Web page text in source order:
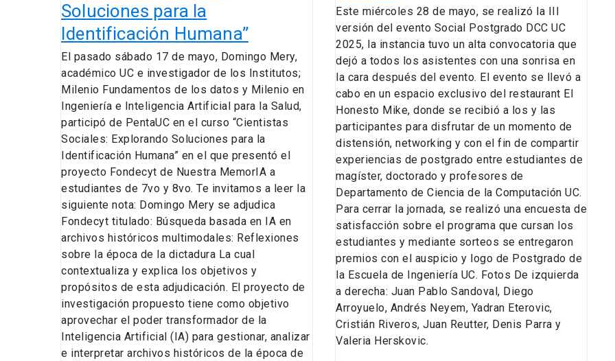
Soluciones para la
Identificación Humana”
El pasado sábado 17 de mayo, Domingo Mery,
académico UC e investigador de los Institutos;
Milenio Fundamentos de los datos y Milenio en
Ingeniería e Inteligencia Artificial para la Salud,
participó de PentaUC en el curso “Cientistas
Sociales: Explorando Soluciones para la
Identificación Humana” en el que presentó el
proyecto Fondecyt de Nuestra MemorIA a
estudiantes de 7vo y 8vo. Te invitamos a leer la
siguiente nota: Domingo Mery se adjudica
Fondecyt titulado: Búsqueda basada en IA en
archivos históricos multimodales: Reflexiones
sobre la época de la dictadura La cual
contextualiza y explica los objetivos y
propósitos de esta adjudicación. El proyecto de
investigación propuesto tiene como objetivo
aprovechar el poder transformador de la
Inteligencia Artificial (IA) para gestionar, analizar
e interpretar archivos históricos de la época de
Este miércoles 28 de mayo, se realizó la III
versión del evento Social Postgrado DCC UC
2025, la instancia tuvo un alta convocatoria que
dejó a todos los asistentes con una sonrisa en
la cara después del evento. El evento se llevó a
cabo en un espacio exclusivo del restaurant El
Honesto Mike, donde se recibió a los y las
participantes para disfrutar de un momento de
distensión, networking y con el fin de compartir
experiencias de postgrado entre estudiantes de
magíster, doctorado y profesores de
Departamento de Ciencia de la Computación UC.
Para cerrar la jornada, se realizó una encuesta de
satisfacción sobre el programa que cursan los
estudiantes y mediante sorteos se entregaron
premios con el auspicio y logo de Postgrado de
la Escuela de Ingeniería UC. Fotos De izquierda
a derecha: Juan Pablo Sandoval, Diego
Arroyuelo, Andrés Neyem, Yadran Eterovic,
Cristián Riveros, Juan Reutter, Denis Parra y
Valeria Herskovic.